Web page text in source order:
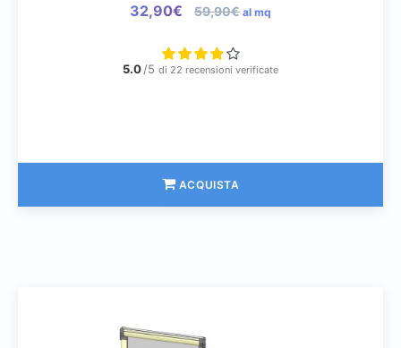
32,90€ 59,90€ al mq
5.0/5 di 22 recensioni verificate
ACQUISTA